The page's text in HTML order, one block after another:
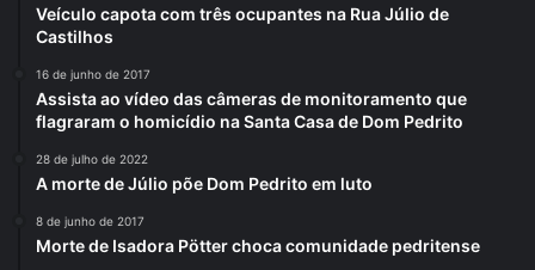
Veículo capota com três ocupantes na Rua Júlio de
Castilhos
16 de junho de 2017
Assista ao vídeo das câmeras de monitoramento que
flagraram o homicídio na Santa Casa de Dom Pedrito
28 de julho de 2022
A morte de Júlio põe Dom Pedrito em luto
8 de junho de 2017
Morte de Isadora Pötter choca comunidade pedritense